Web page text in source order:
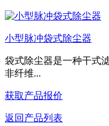
小型脉冲袋式除尘器
袋式除尘器是一种干式
非纤维...
获取产品报价
返回产品列表